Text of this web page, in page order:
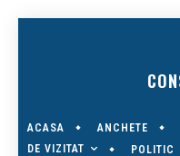
ACASA ANCHETE
DE VIZITAT
POLITIC